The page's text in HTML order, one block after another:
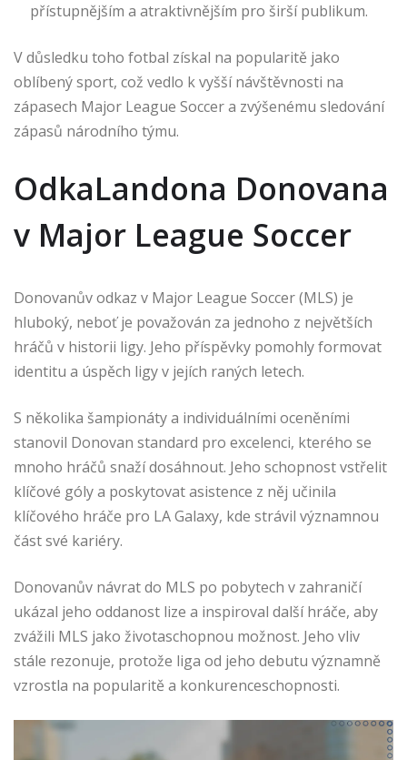
přístupnějším a atraktivnějším pro širší publikum.
V důsledku toho fotbal získal na popularitě jako
oblíbený sport, což vedlo k vyšší návštěvnosti na
zápasech Major League Soccer a zvýšenému sledování
zápasů národního týmu.
OdkaLandona Donovana
v Major League Soccer
Donovanův odkaz v Major League Soccer (MLS) je
hluboký, neboť je považován za jednoho z největších
hráčů v historii ligy. Jeho příspěvky pomohly formovat
identitu a úspěch ligy v jejích raných letech.
S několika šampionáty a individuálními oceněními
stanovil Donovan standard pro excelenci, kterého se
mnoho hráčů snaží dosáhnout. Jeho schopnost vstřelit
klíčové góly a poskytovat asistence z něj učinila
klíčového hráče pro LA Galaxy, kde strávil významnou
část své kariéry.
Donovanův návrat do MLS po pobytech v zahraničí
ukázal jeho oddanost lize a inspiroval další hráče, aby
zvážili MLS jako životaschopnou možnost. Jeho vliv
stále rezonuje, protože liga od jeho debutu významně
vzrostla na popularitě a konkurenceschopnosti.